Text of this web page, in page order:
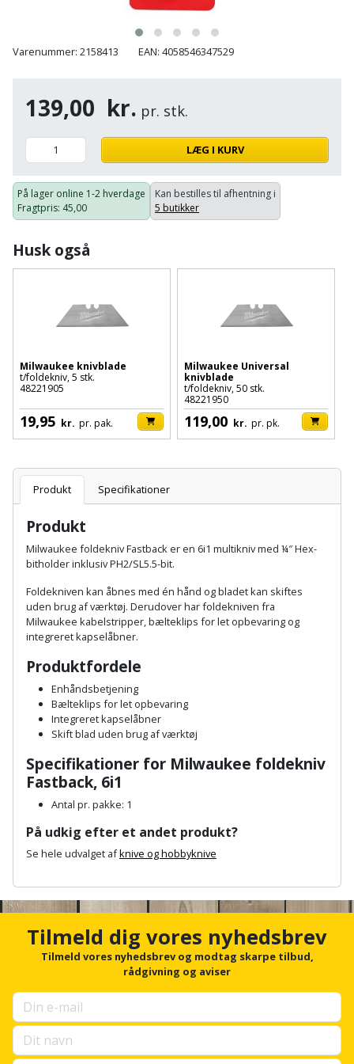
Sand
og
grus
Skruer,
bolte
møtrikker
Sternbeklædning
Tag
og
Terrassebrædder
Terrasseopklodsning
Tråd
til
byggeri
Træ
Vinduer
WinWin
plader
Markeringsværktøj
Mejsel
Nedstryger
Nøgleværktøj
Oliekande
Palleløfter
Profilsaks
Reb
snor
Renseservietter
wipes
Sækkelukker
Saks
Savklinge
Skraber
Skruestik
Skruetrækker
Skruetvinge
Smøring
og
rustopløser
Føringsskinne
Fugepistol
Fugtmåler
Gipsskruemaskine
Girafsliber
Industristøvsuger
Kantlimer
Kantlimertilbehør
og
geringssav
Kerneboremaskine
Klammepistol
Klippeværktøj
Kombokit
Kompressor
Lader
Limpistol
Linjelaser
Loddekolbe
Luftværktøj
Måleinstrumenter
Malersprøjte
kajak
Havemøbler
Havepleje
Haveslange
tilbehør
Højbede
Hylder
Jagt
og
fritid
Jul
Kaffe
Klæbesøm
Køkkenudstyr
Merchandise
Pavillon
Personlig
pleje
Plantekasser
Postkasse
Postkassestander
Varenummer: 2158413 EAN: 4058546347529
139,00 kr. pr. stk.
LÆG I KURV
På lager online 1-2 hverdage
Fragtpris: 45,00
Kan bestilles til afhentning i
5 butikker
Husk også
Milwaukee knivblade
t/foldekniv, 5 stk.
48221905
19,95 kr. pr. pak.
Milwaukee Universal
knivblade
t/foldekniv, 50 stk.
48221950
119,00 kr. pr. pk.
Produkt Specifikationer
Produkt
Milwaukee foldekniv Fastback er en 6i1 multikniv med ¼″ Hex-
bitholder inklusiv PH2/SL5.5-bit.
Foldekniven kan åbnes med én hånd og bladet kan skiftes
uden brug af værktøj. Derudover har foldekniven fra
Milwaukee kabelstripper, bælteklips for let opbevaring og
integreret kapselåbner.
Produktfordele
Enhåndsbetjening
Bælteklips for let opbevaring
Integreret kapselåbner
Skift blad uden brug af værktøj
Specifikationer for Milwaukee foldekniv
Fastback, 6i1
Antal pr. pakke: 1
På udkig efter et andet produkt?
Se hele udvalget afknive og hobbyknive
c
r
u
p
s
e
Tilmeld dig vores nyhedsbrev
Tilmeld vores nyhedsbrev og modtag skarpe tilbud,
rådgivning og aviser